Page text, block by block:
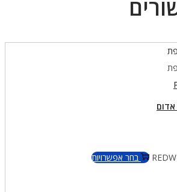
בחר אפשרויותלמוצר